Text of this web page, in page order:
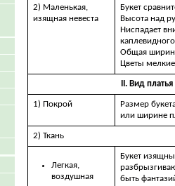
2) Маленькая,
изящная невеста
Букет
Высота над
Ниспадает
Общая
Цветы
II. Вид платья
1) Покрой
Размер
или ширине
2) Ткань
Легкая,
воздушная
Букет
быть